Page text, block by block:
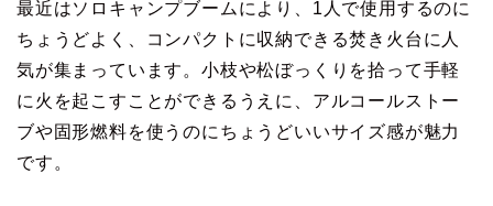
最近はソロキャンプブームにより、1人で使用するのに
ちょうどよく、コンパクトに収納できる焚き火台に人
気が集まっています。小枝や松ぼっくりを拾って手軽
に火を起こすことができるうえに、アルコールストー
ブや固形燃料を使うのにちょうどいいサイズ感が魅力
です。